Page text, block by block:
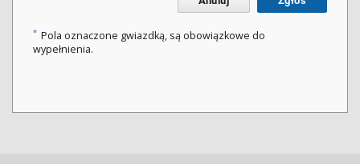
* Pola oznaczone gwiazdką, są obowiązkowe do
wypełnienia.